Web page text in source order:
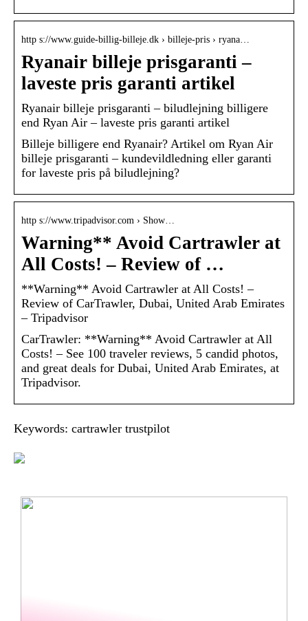
http s://www.guide-billig-billeje.dk › billeje-pris › ryana…
Ryanair billeje prisgaranti –
laveste pris garanti artikel
Ryanair billeje prisgaranti – biludlejning billigere
end Ryan Air – laveste pris garanti artikel
Billeje billigere end Ryanair? Artikel om Ryan Air
billeje prisgaranti – kundevildledning eller garanti
for laveste pris på biludlejning?
http s://www.tripadvisor.com › Show…
Warning** Avoid Cartrawler at
All Costs! – Review of …
**Warning** Avoid Cartrawler at All Costs! –
Review of CarTrawler, Dubai, United Arab Emirates
– Tripadvisor
CarTrawler: **Warning** Avoid Cartrawler at All
Costs! – See 100 traveler reviews, 5 candid photos,
and great deals for Dubai, United Arab Emirates, at
Tripadvisor.
Keywords: cartrawler trustpilot